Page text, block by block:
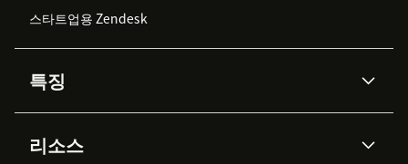
스타트업용 Zendesk
특징
Zendesk AI
리소스